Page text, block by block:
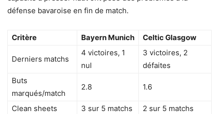
défense bavaroise en fin de match.
Critère Bayern Munich Celtic Glasgow
Derniers matchs
4 victoires, 1
nul
3 victoires, 2
défaites
Buts
marqués/match
2.8 1.6
Clean sheets 3 sur 5 matchs 2 sur 5 matchs